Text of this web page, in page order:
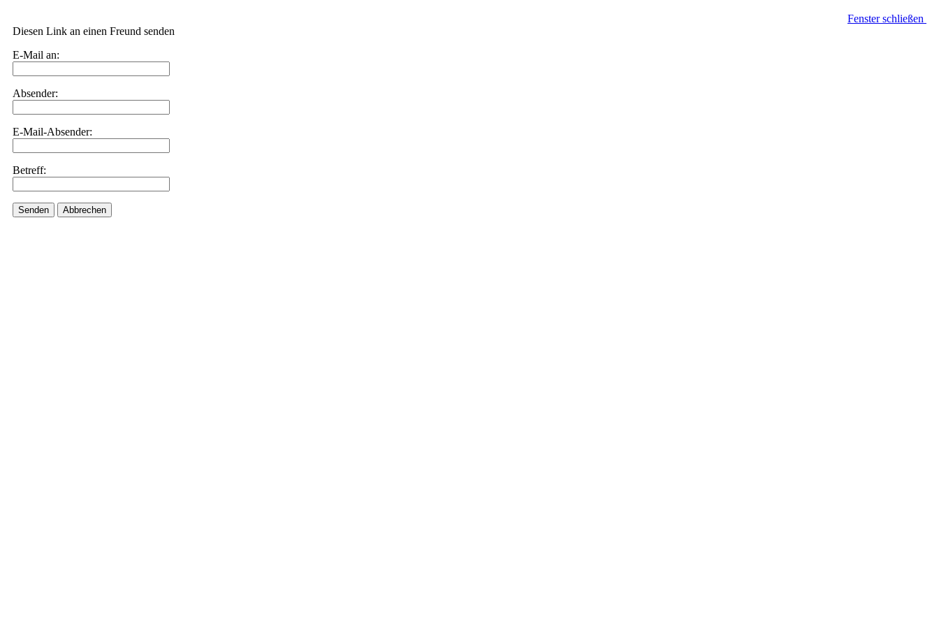
Fenster schließen
Diesen Link an einen Freund senden
E-Mail an:
Absender:
E-Mail-Absender:
Betreff:
Senden Abbrechen